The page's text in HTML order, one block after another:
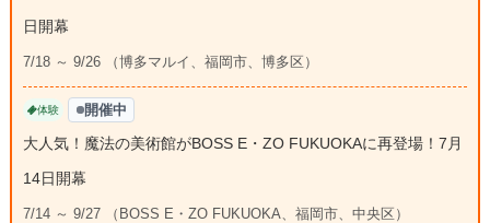
日開幕
7/18 ～ 9/26 （博多マルイ、福岡市、博多区）
体験 開催中
大人気！魔法の美術館がBOSS E・ZO FUKUOKAに再登場！7月
14日開幕
7/14 ～ 9/27 （BOSS E・ZO FUKUOKA、福岡市、中央区）